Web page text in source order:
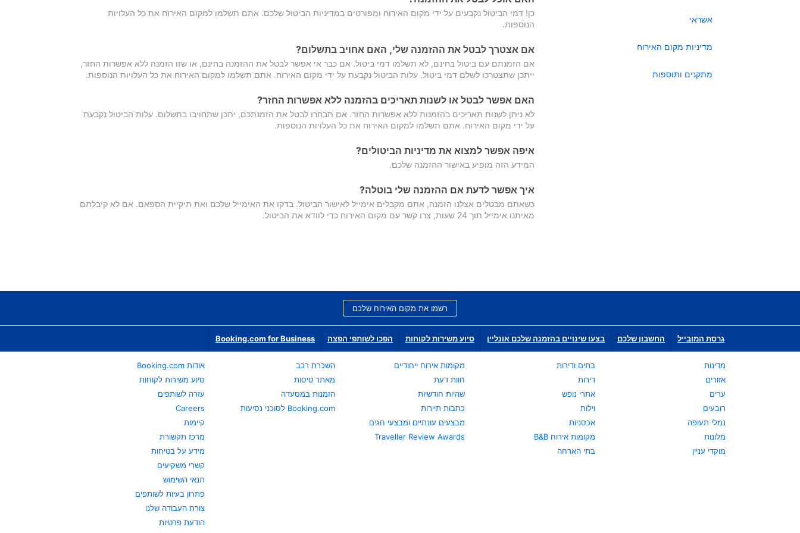
אשראי
מדיניות מקום האירוח
מתקנים ותוספות
כן! דמי הביטול נקבעים על ידי מקום האירוח ומפורטים במדיניות הביטול שלכם. אתם תשלמו למקום האירוח את כל העלויות
הנוספות.
אם אצטרך לבטל את ההזמנה שלי, האם אחויב בתשלום?
אם הזמנתם עם ביטול בחינם, לא תשלמו דמי ביטול. אם כבר אי אפשר לבטל את ההזמנה בחינם, או שזו הזמנה ללא אפשרות החזר,
ייתכן שתצטרכו לשלם דמי ביטול. עלות הביטול נקבעת על ידי מקום האירוח. אתם תשלמו למקום האירוח את כל העלויות הנוספות.
האם אפשר לבטל או לשנות תאריכים בהזמנה ללא אפשרות החזר?
לא ניתן לשנות תאריכים בהזמנות ללא אפשרות החזר. אם תבחרו לבטל את הזמנתכם, יתכן שתחויבו בתשלום. עלות הביטול נקבעת
על ידי מקום האירוח. אתם תשלמו למקום האירוח את כל העלויות הנוספות.
איפה אפשר למצוא את מדיניות הביטולים?
המידע הזה מופיע באישור ההזמנה שלכם.
איך אפשר לדעת אם ההזמנה שלי בוטלה?
כשאתם מבטלים אצלנו הזמנה, אתם מקבלים אימייל לאישור הביטול. בדקו את האימייל שלכם ואת תיקיית הספאם. אם לא קיבלתם
מאיתנו אימייל תוך 24 שעות, צרו קשר עם מקום האירוח כדי לוודא את הביטול.
רשמו את מקום האירוח שלכם
גרסת המובייל החשבון שלכם בצעו שינויים בהזמנה שלכם אונליין סיוע משירות לקוחות הפכו לשותפי הפצה Booking.com for Business
מדינות
אזורים
ערים
רובעים
נמלי תעופה
מלונות
מוקדי עניין
בתים ודירות
דירות
אתרי נופש
וילות
אכסניות
מקומות אירוח B&B
בתי הארחה
מקומות אירוח ייחודיים
חוות דעת
שהיות חודשיות
כתבות תיירות
מבצעים עונתיים ומבצעי חגים
Traveller Review Awards
השכרת רכב
מאתר טיסות
הזמנות במסעדה
Booking.com לסוכני נסיעות
אודות Booking.com
סיוע משירות לקוחות
עזרה לשותפים
Careers
קיימות
מרכז תקשורת
מידע על בטיחות
קשרי משקיעים
תנאי השימוש
פתרון בעיות לשותפים
צורת העבודה שלנו
הודעת פרטיות